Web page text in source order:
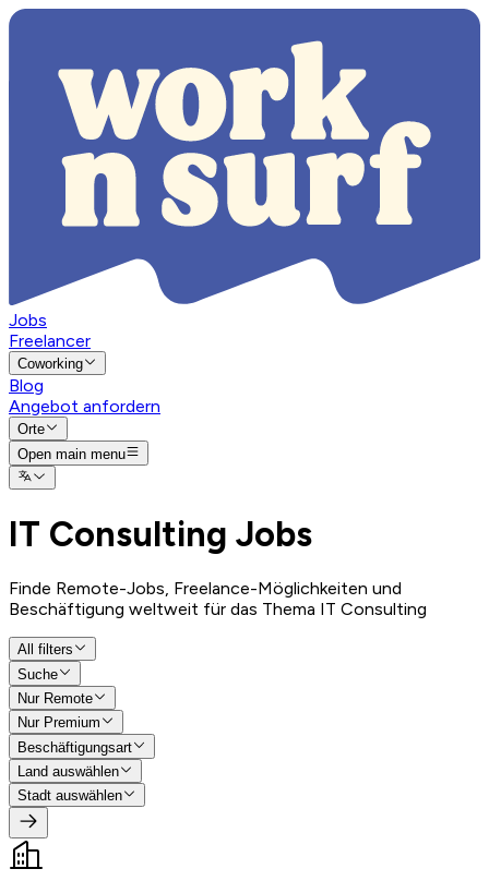
Jobs
Freelancer
Coworking
Blog
Angebot anfordern
Orte
Open main menu
IT Consulting Jobs
Finde Remote-Jobs, Freelance-Möglichkeiten und
Beschäftigung weltweit für das Thema IT Consulting
All filters
Suche
Nur Remote
Nur Premium
Beschäftigungsart
Land auswählen
Stadt auswählen